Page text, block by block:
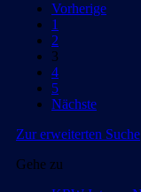
Vorherige
1
2
3
4
5
Nächste
Zur erweiterten Suche
Gehe zu